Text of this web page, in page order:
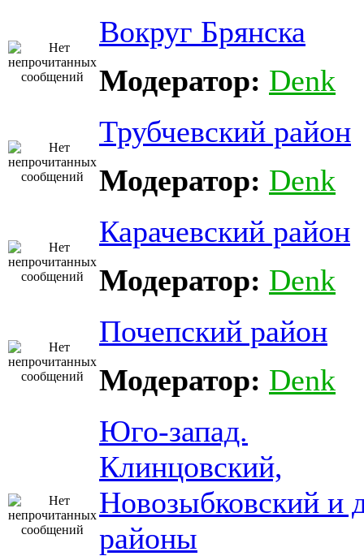
Вокруг Брянска
Модератор: Denk
Трубчевский район
Модератор: Denk
Карачевский район
Модератор: Denk
Почепский район
Модератор: Denk
Юго-запад.
Клинцовский,
Новозыбковский и
районы